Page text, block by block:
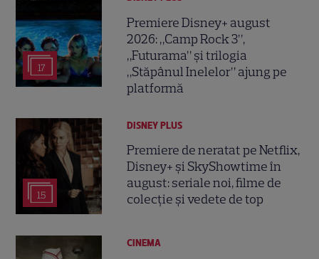
17
Premiere Disney+ august
2026: „Camp Rock 3”,
„Futurama” și trilogia
„Stăpânul Inelelor” ajung pe
platformă
15
DISNEY PLUS
Premiere de neratat pe Netflix,
Disney+ și SkyShowtime în
august: seriale noi, filme de
colecție și vedete de top
CINEMA